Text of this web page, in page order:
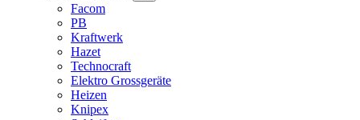
Facom
PB
Kraftwerk
Hazet
Technocraft
Elektro Grossgeräte
Heizen
Knipex